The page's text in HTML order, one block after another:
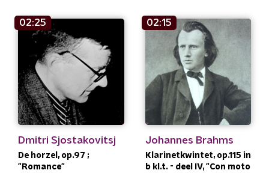
02:25
Dmitri Sjostakovitsj
De horzel, op.97 ;
"Romance"
02:15
Johannes Brahms
Klarinetkwintet, op.115 in
b kl.t. - deel IV, "Con moto